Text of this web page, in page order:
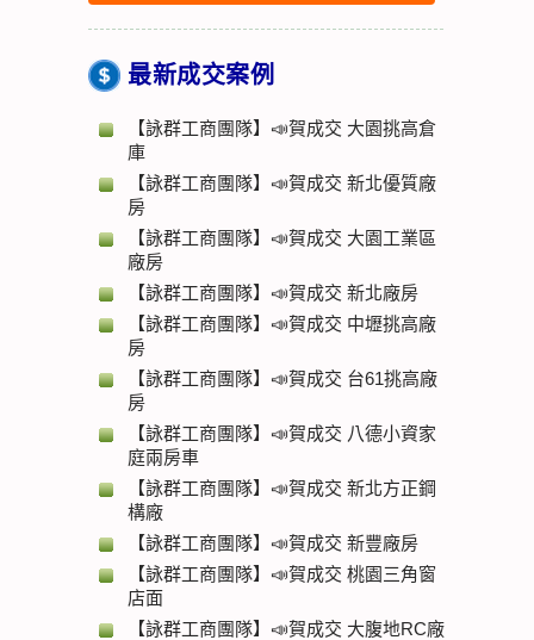
最新成交案例
【詠群工商團隊】📣賀成交 大園挑高倉
庫
【詠群工商團隊】📣賀成交 新北優質廠
房
【詠群工商團隊】📣賀成交 大園工業區
廠房
【詠群工商團隊】📣賀成交 新北廠房
【詠群工商團隊】📣賀成交 中壢挑高廠
房
【詠群工商團隊】📣賀成交 台61挑高廠
房
【詠群工商團隊】📣賀成交 八德小資家
庭兩房車
【詠群工商團隊】📣賀成交 新北方正鋼
構廠
【詠群工商團隊】📣賀成交 新豐廠房
【詠群工商團隊】📣賀成交 桃園三角窗
店面
【詠群工商團隊】📣賀成交 大腹地RC廠